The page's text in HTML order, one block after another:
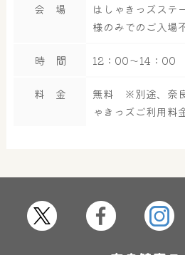
屋内レジャープール
会 場
はしゃきっズステ
様のみでのご入場
時 間 12：00～14：
料 金
無料 ※別途、奈
ゃきっズご利用料